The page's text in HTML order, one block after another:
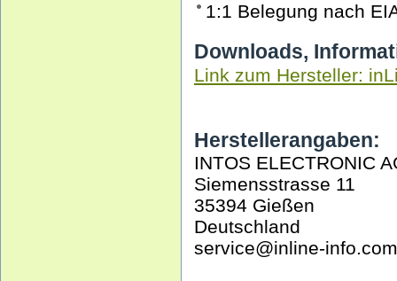
1:1 Belegung nach
Downloads,
Link zum Hersteller:
Herstellerangaben:
INTOS ELECTRONIC
Siemensstrasse 11
35394 Gießen
Deutschland
service@inline-info.com